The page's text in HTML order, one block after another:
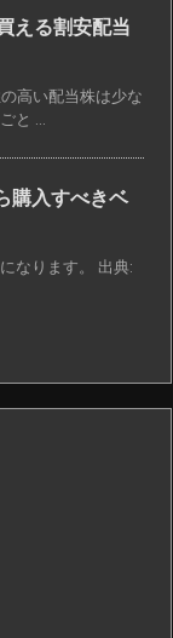
える割安配当
高い配当株は少な
と ...
購入すべきベ
なります。 出典: